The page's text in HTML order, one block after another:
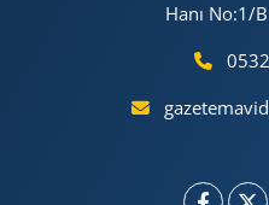
Hanı No:1/